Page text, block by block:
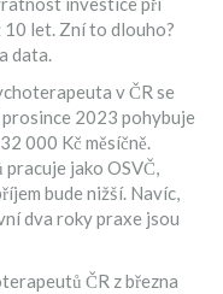
10 let. Zní to dlouho?
data.
v ČR se
2023 pohybuje
000 Kč měsíčně.
jako OSVČ,
bude nižší. Navíc,
dva roky praxe jsou
ČR z března